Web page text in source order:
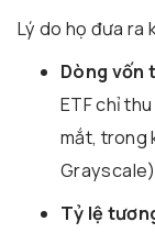
Lý do họ đưa ra
Dòng vốn
ETF chỉ
mắt, trong
Tỷ lệ